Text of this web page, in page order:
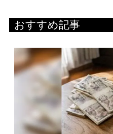
おすすめ記事